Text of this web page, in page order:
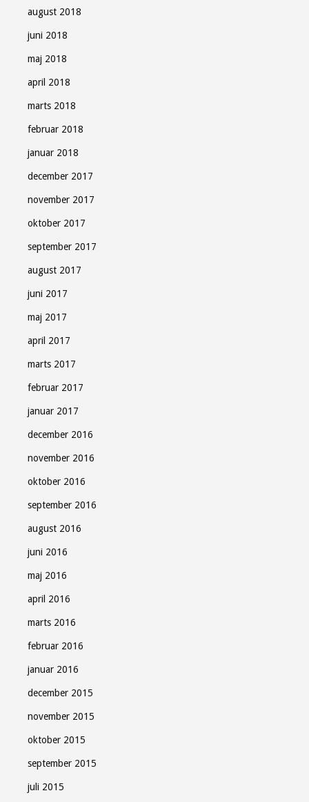
august 2018
juni 2018
maj 2018
april 2018
marts 2018
februar 2018
januar 2018
december 2017
november 2017
oktober 2017
september 2017
august 2017
juni 2017
maj 2017
april 2017
marts 2017
februar 2017
januar 2017
december 2016
november 2016
oktober 2016
september 2016
august 2016
juni 2016
maj 2016
april 2016
marts 2016
februar 2016
januar 2016
december 2015
november 2015
oktober 2015
september 2015
juli 2015